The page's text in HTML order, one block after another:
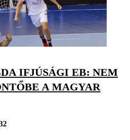
IFJÚSÁGI EB: NEM
A MAGYAR